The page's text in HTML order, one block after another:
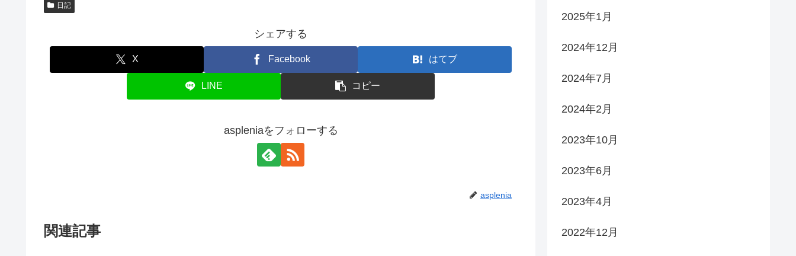
日記
シェアする
X Facebook はてブ
LINE コピー
aspleniaをフォローする
asplenia
関連記事
2025年1月
2024年12月
2024年7月
2024年2月
2023年10月
2023年6月
2023年4月
2022年12月